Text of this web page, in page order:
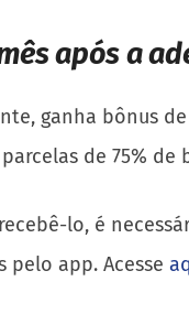
após a
ganha bônus
de 75% de
lo, é
pelo app. Acesse